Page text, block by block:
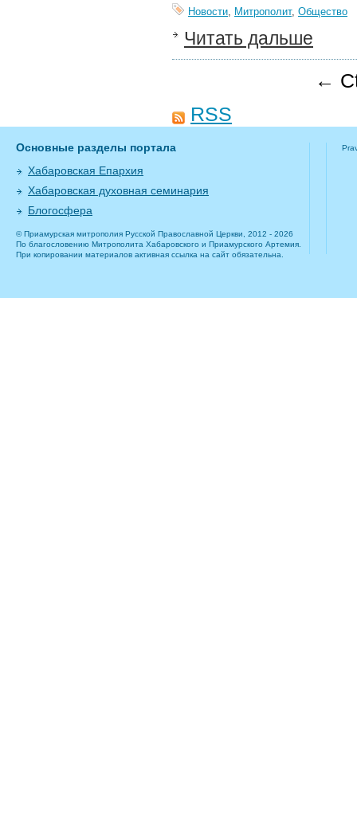
Новости, Митрополит, Общество
Читать дальше
←
RSS
Основные разделы портала
Хабаровская Епархия
Хабаровская духовная семинария
Блогосфера
© Приамурская митрополия Русской Православной Церкви, 2012 - 2026
По благословению Митрополита Хабаровского и Приамурского Артемия.
При копировании материалов активная ссылка на сайт обязательна.